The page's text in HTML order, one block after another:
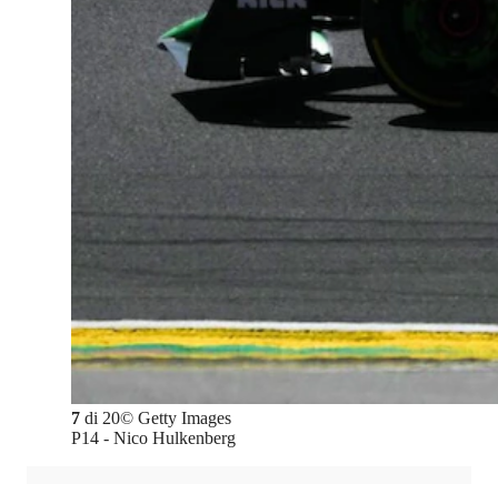
7 di 20© Getty Images
P14 - Nico Hulkenberg